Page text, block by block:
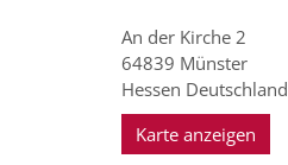
An der Kirche 2
64839 Münster
Hessen Deutschland
Karte anzeigen